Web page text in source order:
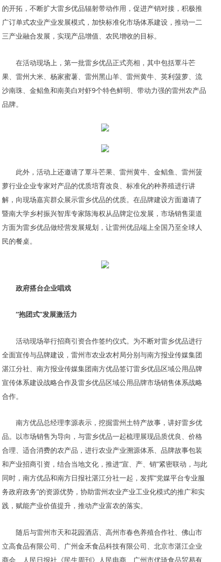
的开拓，不断扩大雷乡优品辐射带动作用，促进产销对接，积极推
广订单式农业产业发展模式，加快标准化市场体系建设，推动一二
三产业融合发展，实现产品增值、农民增收的目标。
在活动现场上，第一批雷乡优品正式亮相，其中包括覃斗芒
果、雷州大米、杨家蜜薯、雷州黑山羊、雷州黄牛、英利菠萝、流
沙南珠、金鲳鱼和南美白对虾9个特色鲜明、带动力强的雷州农产品
品牌。
此外，活动上还邀请了覃斗芒果、雷州黄牛、金鲳鱼、雷州菠
萝行业企业专家对产品的优质培育改良、标准化的种养殖进行讲
解，向现场嘉宾群众展示雷乡优品的优质。在品牌建设方面邀请了
暨南大学乡村振兴智库专家陈海权从品牌定位发展，市场销售渠道
方面为雷乡优品做经营发展规划，让雷州优品端上全国乃至全球人
民的餐桌。
政府搭台企业唱戏
“抱团式”发展激活力
活动现场举行招商引资合作签约仪式。为不断对雷乡优品进行
全面宣传与品牌建设，雷州市农业农村局分别与南方报业传媒集团
湛江分社、南方报业传媒集团南方优品签订雷乡优品区域公用品牌
宣传体系建设战略合作及雷乡优品区域公用品牌市场销售体系战略
合作。
南方优品总经理李源表示，挖掘雷州土特产故事，讲好雷乡优
品。以市场销售为导向，与雷乡优品一起梳理展现品质优良、价格
合理、适合消费的农产品，进行农业产业溯源体系、品牌故事包装
和产业招商引资，结合当地文化，推进“宣、产、销”紧密联动，与此
同时，南方优品和南方日报社湛江分社一起，发挥“党媒平台专业服
务政府政务”的资源优势，协助雷州农业产业工业化模式的推广和实
践，赋能产业价值提升，推动产业富农的落实。
随后与雷州市天和花园酒店、高州市春色养殖合作社、佛山市
立高食品有限公司、广州金禾食品科技有限公司、北京市湛江企业
商会、人民日报社《民生周刊》人民电商、广州市优琦食品贸易有